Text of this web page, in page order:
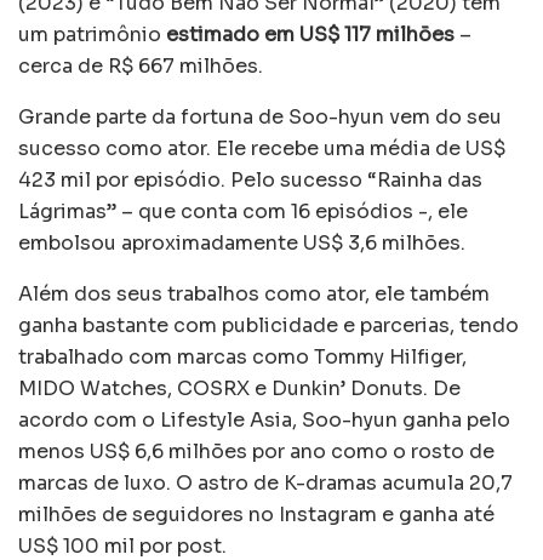
um patrimônio estimado em US$ 117 milhões –
cerca de R$ 667 milhões.
Grande parte da fortuna de Soo-hyun vem do seu
sucesso como ator. Ele recebe uma média de US$
423 mil por episódio. Pelo sucesso “Rainha das
Lágrimas” – que conta com 16 episódios -, ele
embolsou aproximadamente US$ 3,6 milhões.
Além dos seus trabalhos como ator, ele também
ganha bastante com publicidade e parcerias, tendo
trabalhado com marcas como Tommy Hilfiger,
MIDO Watches, COSRX e Dunkin’ Donuts. De
acordo com o Lifestyle Asia, Soo-hyun ganha pelo
menos US$ 6,6 milhões por ano como o rosto de
marcas de luxo. O astro de K-dramas acumula 20,7
milhões de seguidores no Instagram e ganha até
US$ 100 mil por post.